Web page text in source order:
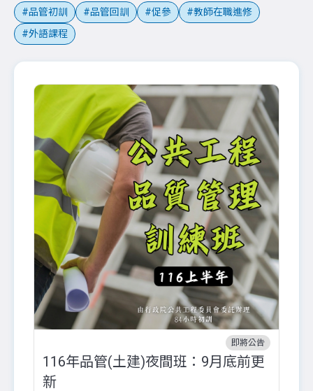
品管初訓 品管回訓 促參
教師在職進修
外語課程
即將公告
116年品管(土建)夜間班：9月底前更
新